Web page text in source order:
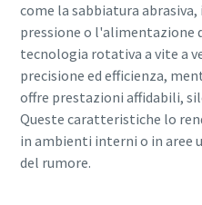
come la sabbiatura
pressione o l'alimentazione
tecnologia rotativa a vite a
precisione ed efficienza,
offre prestazioni affidabili,
Queste caratteristiche lo
in ambienti interni o in aree
del rumore.